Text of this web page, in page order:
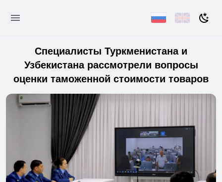
Специалисты Туркменистана и
Узбекистана рассмотрели вопросы
оценки таможенной стоимости товаров